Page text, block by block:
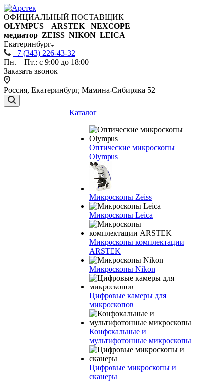
ОФИЦИАЛЬНЫЙ ПОСТАВЩИК
OLYMPUS ARSTEK NEXCOPE
медиатор ZEISS NIKON LEICA
Екатеринбург
+7 (343) 226-43-32
Пн. – Пт.: с 9:00 до 18:00
Заказать звонок
Россия, Екатеринбург, Мамина-Сибиряка 52
Каталог
Оптические микроскопы
Olympus
Микроскопы Zeiss
Микроскопы Leica
Микроскопы комплектации
ARSTEK
Микроскопы Nikon
Цифровые камеры для
микроскопов
Конфокальные и
мультифотонные микроскопы
Цифровые микроскопы и
сканеры